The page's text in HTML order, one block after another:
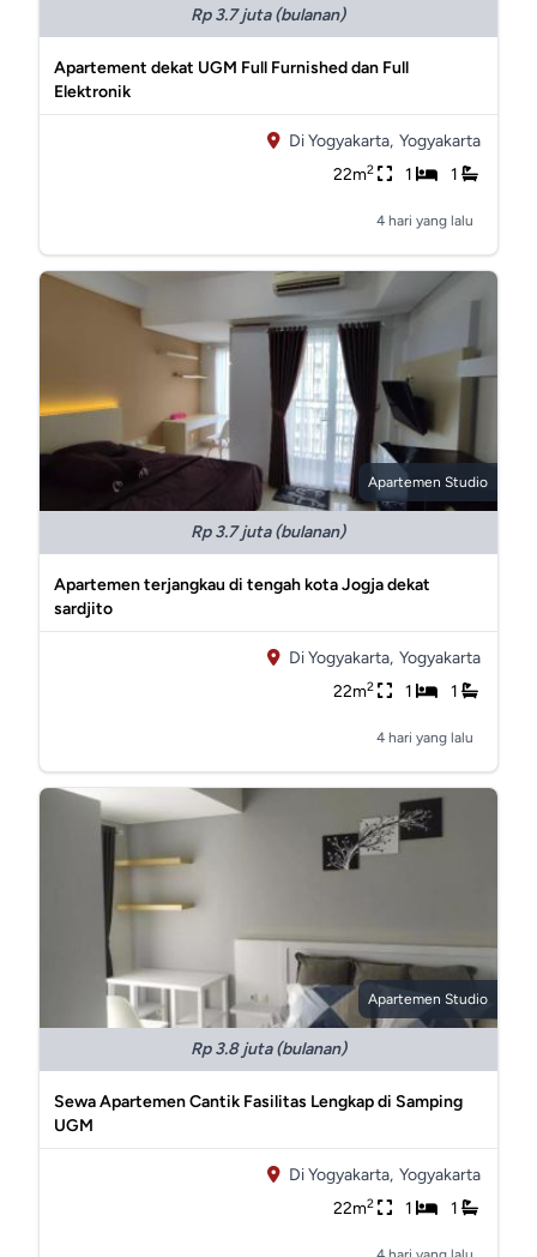
Rp 3.7 juta (bulanan)
Apartement dekat UGM Full Furnished dan Full
Elektronik
Di Yogyakarta, Yogyakarta
22m2 1 1
4 hari yang lalu
Apartemen Studio
Rp 3.7 juta (bulanan)
Apartemen terjangkau di tengah kota Jogja dekat
sardjito
Di Yogyakarta, Yogyakarta
22m2 1 1
4 hari yang lalu
Apartemen Studio
Rp 3.8 juta (bulanan)
Sewa Apartemen Cantik Fasilitas Lengkap di Samping
UGM
Di Yogyakarta, Yogyakarta
22m2 1 1